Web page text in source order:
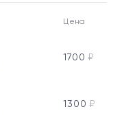
Цена
1700 ₽
1300 ₽